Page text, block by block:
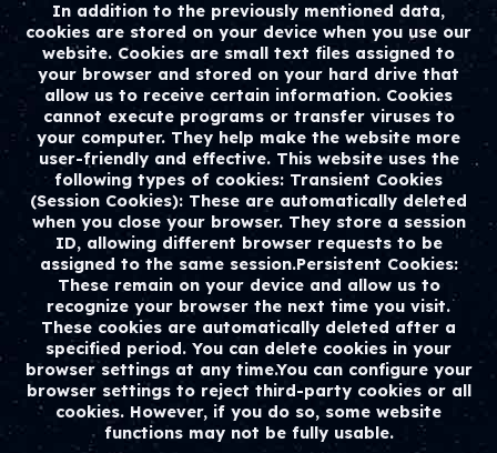
In addition to the previously mentioned data,
cookies are stored on your device when you use our
website. Cookies are small text files assigned to
your browser and stored on your hard drive that
allow us to receive certain information. Cookies
cannot execute programs or transfer viruses to
your computer. They help make the website more
user-friendly and effective. This website uses the
following types of cookies: Transient Cookies
(Session Cookies): These are automatically deleted
when you close your browser. They store a session
ID, allowing different browser requests to be
assigned to the same session.Persistent Cookies:
These remain on your device and allow us to
recognize your browser the next time you visit.
These cookies are automatically deleted after a
specified period. You can delete cookies in your
browser settings at any time.You can configure your
browser settings to reject third-party cookies or all
cookies. However, if you do so, some website
functions may not be fully usable.